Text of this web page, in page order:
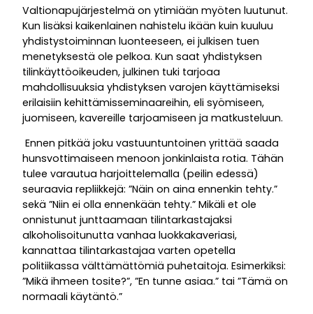
Valtionapujärjestelmä on ytimiään myöten luutunut.
Kun lisäksi kaikenlainen nahistelu ikään kuin kuuluu
yhdistystoiminnan luonteeseen, ei julkisen tuen
menetyksestä ole pelkoa. Kun saat yhdistyksen
tilinkäyttöoikeuden, julkinen tuki tarjoaa
mahdollisuuksia yhdistyksen varojen käyttämiseksi
erilaisiin kehittämisseminaareihin, eli syömiseen,
juomiseen, kavereille tarjoamiseen ja matkusteluun.
Ennen pitkää joku vastuuntuntoinen yrittää saada
hunsvottimaiseen menoon jonkinlaista rotia. Tähän
tulee varautua harjoittelemalla (peilin edessä)
seuraavia repliikkejä: ”Näin on aina ennenkin tehty.”
sekä ”Niin ei olla ennenkään tehty.” Mikäli et ole
onnistunut junttaamaan tilintarkastajaksi
alkoholisoitunutta vanhaa luokkakaveriasi,
kannattaa tilintarkastajaa varten opetella
politiikassa välttämättömiä puhetaitoja. Esimerkiksi:
”Mikä ihmeen tosite?”, ”En tunne asiaa.” tai ”Tämä on
normaali käytäntö.”